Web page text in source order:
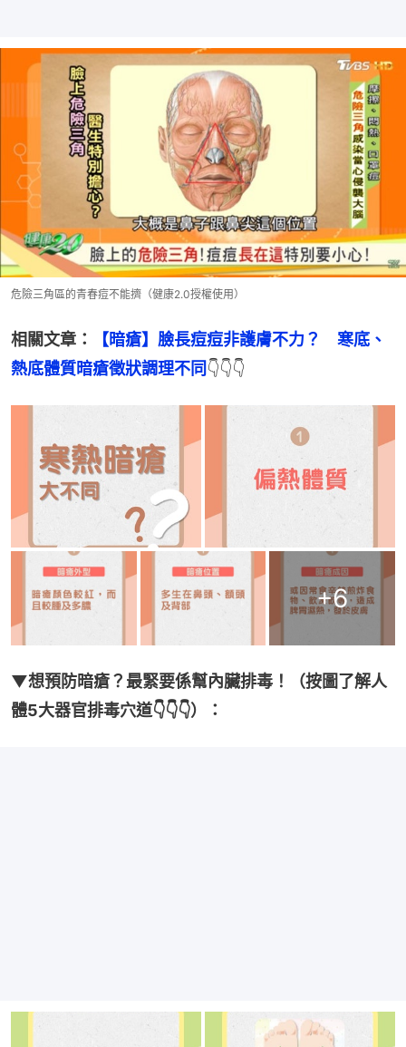
危險三角區的青春痘不能擠（健康2.0授權使用）
相關文章：
【暗瘡】臉長痘痘非護膚不力？　寒底、
熱底體質暗瘡徵狀調理不同 👇👇👇
+6
▼想預防暗瘡？最緊要係幫內臟排毒！（按圖了解人
體5大器官排毒穴道👇👇👇）：